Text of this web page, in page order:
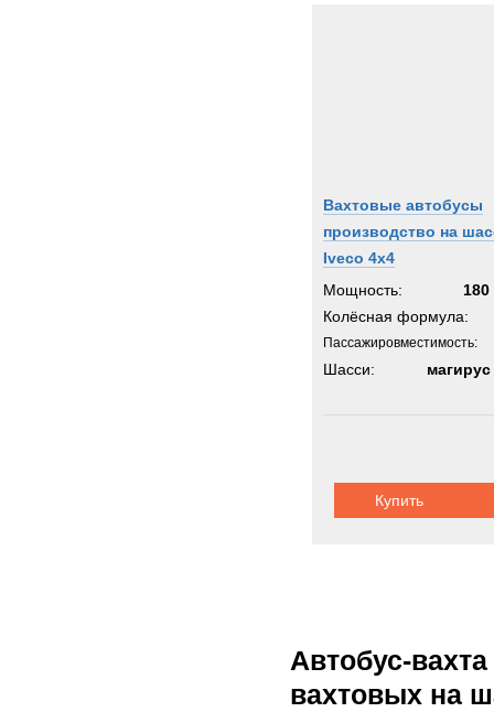
Вахтовые автобусы
производство на
Iveco 4х4
Мощность:
180
Колёсная формула:
Пассажировместимость:
Шасси: магирус
Купить
Автобус-
вахтовых на